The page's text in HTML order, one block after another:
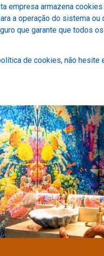
empresa armazena
a operação do sistema
que garante que todos
de cookies, não